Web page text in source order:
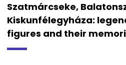
Szatmárcseke,
Kiskunfélegyháza:
figures and their